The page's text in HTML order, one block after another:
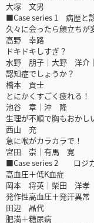
大塚 文男
■Case series 1 病歴と
久々に会ったら顔立ちが
高野 幸路
ドキドキしすぎ？
水野 朋子│大野 洋介
認知症でしょうか？
橋本 貢士
とにかくすごく疲れる！
池谷 章│沖 隆
生理が不順で胸もおかし
西山 充
急に喉がカラカラで！
宮田 崇│有馬 寛
■Case series 2 ロジカ
高血圧＋低K血症
岡本 将英│柴田 洋孝
発作性高血圧＋発汗異常
田辺 晶代
肥満＋糖尿病